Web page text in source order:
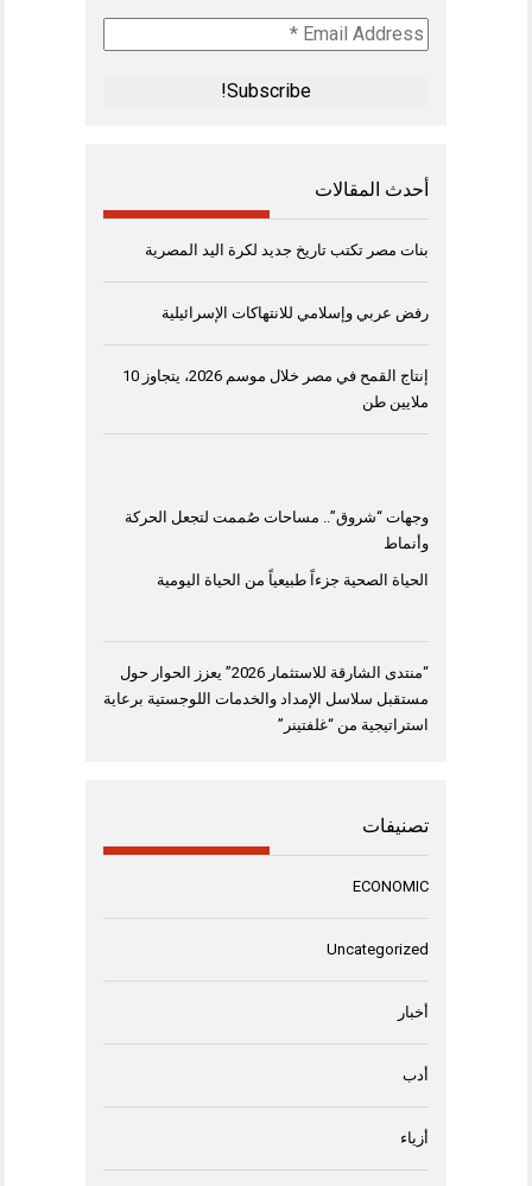
Email
Address
أحدث المقالات
بنات مصر تكتب تاريخ جديد لكرة اليد المصرية
رفض عربي وإسلامي للانتهاكات الإسرائيلية
إنتاج القمح في مصر خلال موسم 2026، يتجاوز 10
ملايين طن
وجهات “شروق”.. مساحات صُممت لتجعل الحركة
وأنماط
الحياة الصحية جزءاً طبيعياً من الحياة اليومية
“منتدى الشارقة للاستثمار 2026” يعزز الحوار حول
مستقبل سلاسل الإمداد والخدمات اللوجستية برعاية
استراتيجية من “غلفتينر”
تصنيفات
ECONOMIC
Uncategorized
أخبار
أدب
أزياء